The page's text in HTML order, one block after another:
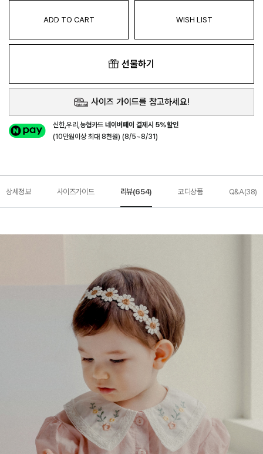
ADD TO CART WISH LIST
선물하기
사이즈 가이드를 참고하세요!
신한,우리,농협카드네이버페이 결제시 5%할인
(10만원이상 최대 8천원) (8/5~8/31)
상세정보 사이즈가이드 리뷰(654) 코디상품 Q&A(38)